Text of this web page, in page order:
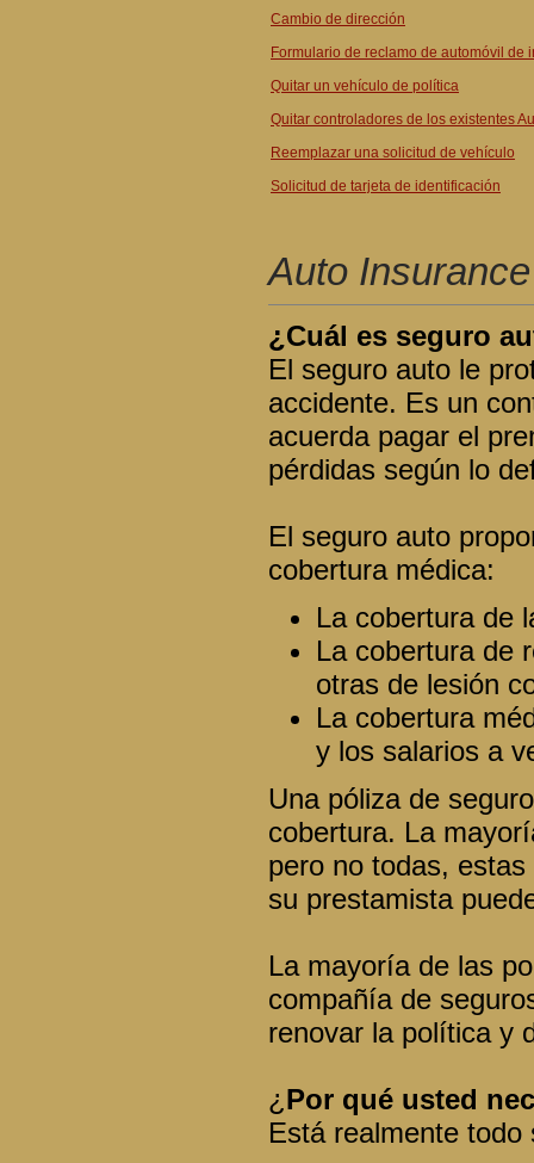
Cambio de dirección
Formulario de reclamo de automóvil de
Quitar un vehículo de política
Quitar controladores de los existentes
Reemplazar una solicitud de vehículo
Solicitud de tarjeta de identificación
Auto
¿Cuál es seguro
El seguro auto le
accidente. Es un
acuerda pagar el
pérdidas según lo
El seguro auto
cobertura médica:
La cobertura de
La cobertura de
otras de lesión
La cobertura
y los salarios a
Una póliza de
cobertura. La
pero no todas,
su prestamista
La mayoría de las
compañía de
renovar la política y
¿ Por qué usted
Está realmente